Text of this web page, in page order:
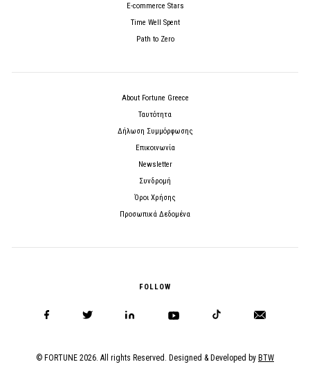
E-commerce Stars
Time Well Spent
Path to Zero
About Fortune Greece
Ταυτότητα
Δήλωση Συμμόρφωσης
Επικοινωνία
Newsletter
Συνδρομή
Όροι Χρήσης
Προσωπικά Δεδομένα
FOLLOW
© FORTUNE 2026. All rights Reserved. Designed & Developed by BTW